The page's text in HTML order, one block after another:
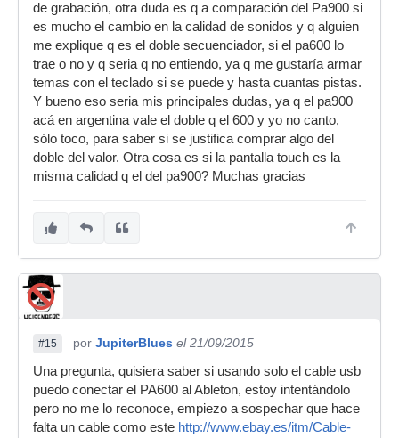
de grabación, otra duda es q a comparación del Pa900 si
es mucho el cambio en la calidad de sonidos y q alguien
me explique q es el doble secuenciador, si el pa600 lo
trae o no y q seria q no entiendo, ya q me gustaría armar
temas con el teclado si se puede y hasta cuantas pistas.
Y bueno eso seria mis principales dudas, ya q el pa900
acá en argentina vale el doble q el 600 y yo no canto,
sólo toco, para saber si se justifica comprar algo del
doble del valor. Otra cosa es si la pantalla touch es la
misma calidad q el del pa900? Muchas gracias
#15 por JupiterBlues el 21/09/2015
Una pregunta, quisiera saber si usando solo el cable usb
puedo conectar el PA600 al Ableton, estoy intentándolo
pero no me lo reconoce, empiezo a sospechar que hace
falta un cable como este http://www.ebay.es/itm/Cable-